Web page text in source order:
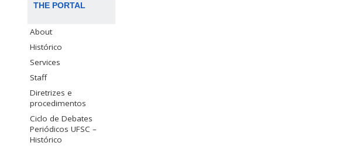
THE PORTAL
About
Histórico
Services
Staff
Diretrizes e
procedimentos
Ciclo de Debates
Periódicos UFSC –
Histórico